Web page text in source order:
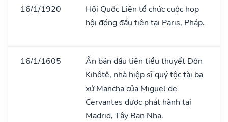
16/1/1920
Hội Quốc Liên tổ chức cuộc họp
hội đồng đầu tiên tại Paris, Pháp.
16/1/1605
Ấn bản đầu tiên tiểu thuyết Đôn
Kihôtê, nhà hiệp sĩ quý tộc tài ba
xứ Mancha của Miguel de
Cervantes được phát hành tại
Madrid, Tây Ban Nha.